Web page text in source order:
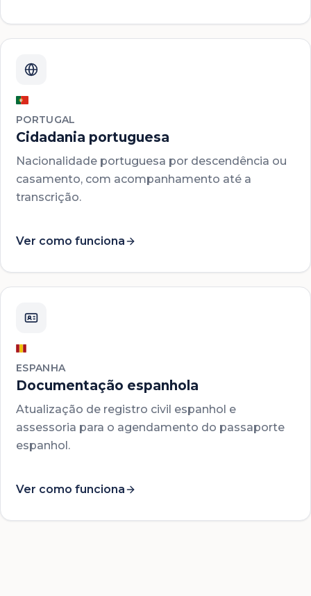
PORTUGAL
Cidadania portuguesa
Nacionalidade portuguesa por descendência ou
casamento, com acompanhamento até a
transcrição.
Ver como funciona
ESPANHA
Documentação espanhola
Atualização de registro civil espanhol e
assessoria para o agendamento do passaporte
espanhol.
Ver como funciona